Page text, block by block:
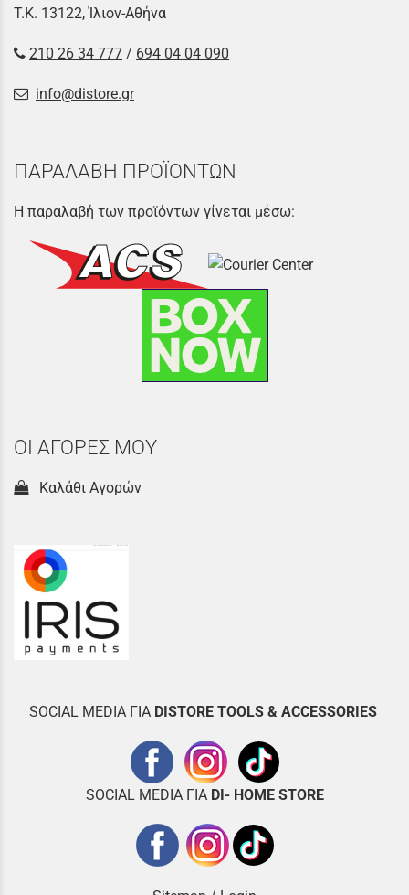
Τ.Κ. 13122, Ίλιον-Αθήνα
210 26 34 777 / 694 04 04 090
info@distore.gr
ΠΑΡΑΛΑΒΗ ΠΡΟΪΟΝΤΩΝ
Η παραλαβή των προϊόντων γίνεται μέσω:
ΟΙ ΑΓΟΡΕΣ ΜΟΥ
Καλάθι Αγορών
SOCIAL MEDIA ΓΙΑ DISTORE TOOLS & ACCESSORIES
SOCIAL MEDIA ΓΙΑ DI- HOME STORE